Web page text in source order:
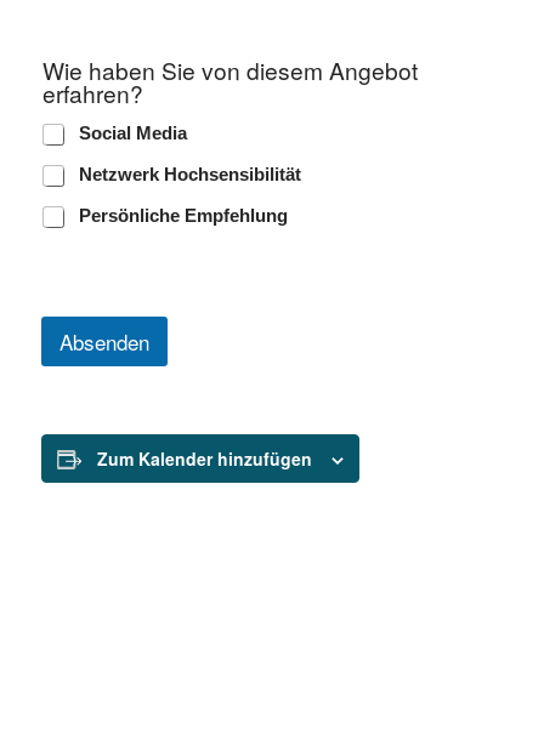
a
m
e
S
i
e
A
n
o
Wie haben Sie von diesem Angebot
erfahren?
Social Media
Netzwerk Hochsensibilität
Persönliche Empfehlung
Absenden
Zum Kalender hinzufügen